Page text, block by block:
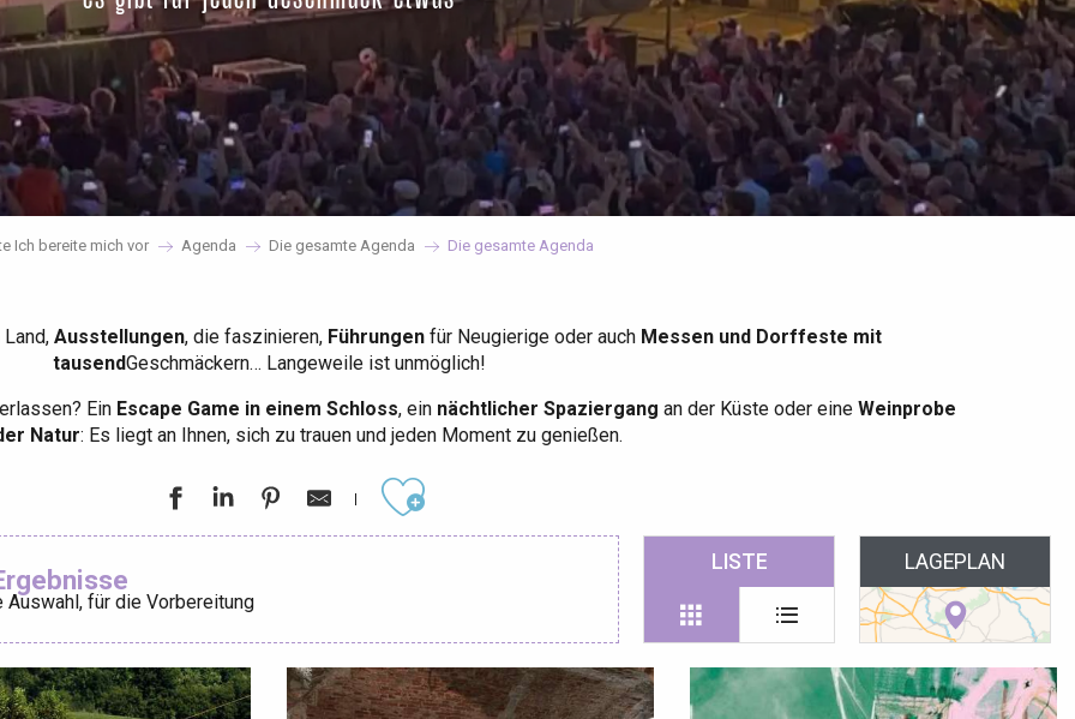
Lille 2h30
Ich bereite mich vor Agenda Die gesamte Agenda Die gesamte Agenda
Ausstellungen, die faszinieren, Führungenfür Neugierige oder auch Messen und Dorffeste mit
tausendGeschmäckern… Langeweile ist unmöglich!
Ein Escape Game in einem Schloss, ein nächtlicher Spaziergang an der Küste oder eine Weinprobe
Natur: Es liegt an Ihnen, sich zu trauen und jeden Moment zu genießen.
Ajouter aux favoris
Auswahl, für die Vorbereitung
LISTE LAGEPLAN